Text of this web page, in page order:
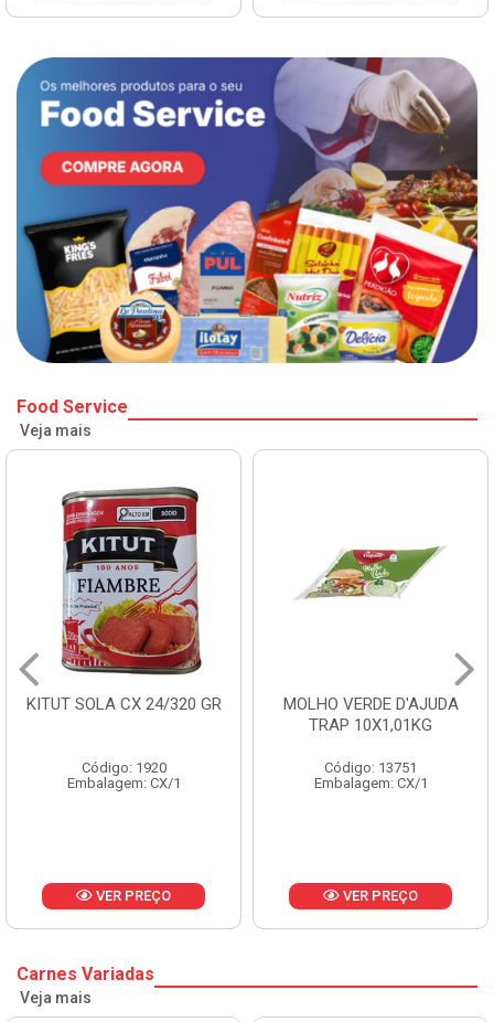
Food Service
Veja mais
KITUT SOLA CX 24/320 GR
Código: 1920
Embalagem: CX/1
VER PREÇO
MOLHO VERDE D'AJUDA
TRAP 10X1,01KG
Código: 13751
Embalagem: CX/1
VER PREÇO
Carnes Variadas
Veja mais